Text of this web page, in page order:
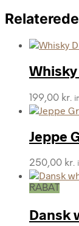
199,00 kr.
Jeppe
250,00 kr.
RABAT
Dansk